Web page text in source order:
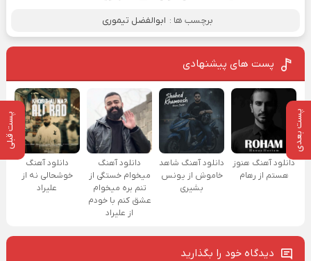
پست بعدی پست قبلی
برچسب ها : ابوالفضل تیموری
پست های پیشنهادی
دانلود آهنگ هنوز
هستم از رهام
دانلود آهنگ شاهد
خاموش از یونس
بشیری
دانلود آهنگ
میخوام خستگی از
تنم بره میخوام
عشق کنم با خودم
از علیراد
دانلود آهنگ
خوشحالی نه از
علیراد
دیدگاه خود را بگذارید